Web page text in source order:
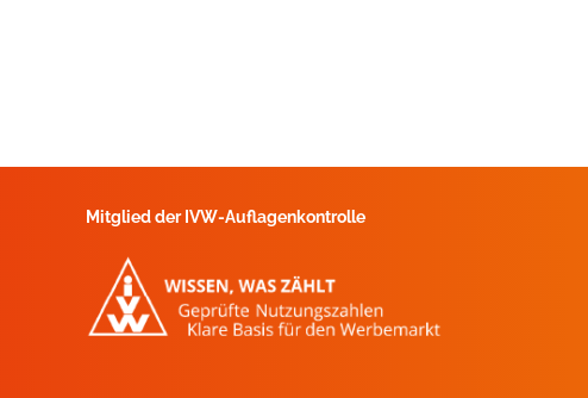
Mitglied der IVW-Auflagenkontrolle